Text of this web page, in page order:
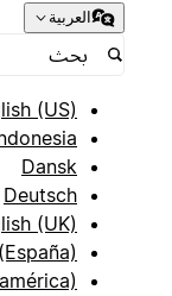
العربية
English (US)
Indonesia
Dansk
Deutsch
English (UK)
(España)